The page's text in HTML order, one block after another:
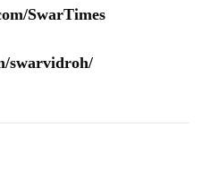
SwarTimes
swarvidroh/